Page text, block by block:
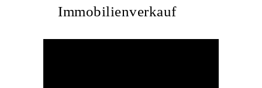
Immobilienverkauf